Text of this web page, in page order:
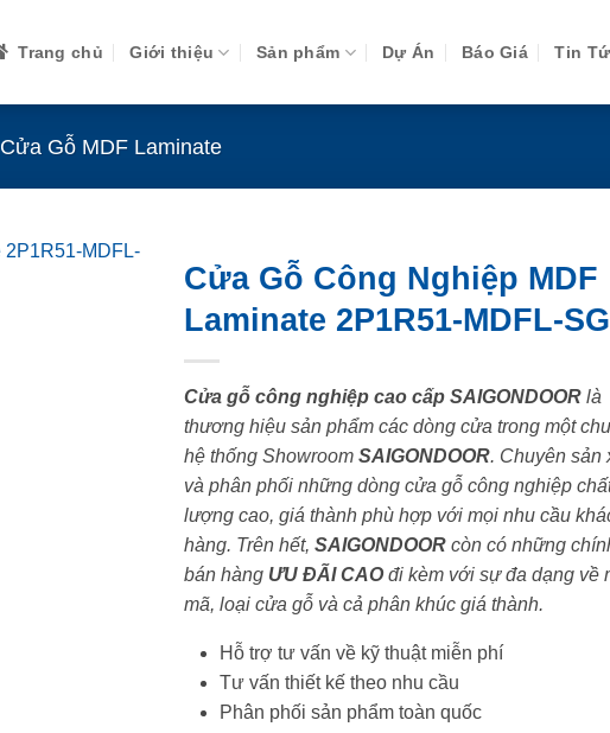
Trang chủ Giới thiệu Sản phẩm Dự Án Báo Giá Tin
Cửa Gỗ MDF Laminate
Cửa Gỗ Công Nghiệp MDF
Laminate 2P1R51-MDFL-
Cửa gỗ công nghiệp cao cấp SAIGONDOORlà
thương hiệu sản phẩm các dòng cửa trong một
hệ thống Showroom SAIGONDOOR. Chuyên sản
và phân phối những dòng cửa gỗ công nghiệp
lượng cao, giá thành phù hợp với mọi nhu cầu
hàng. Trên hết, SAIGONDOORcòn có những
bán hàng ƯU ĐÃI CAOđi kèm với sự đa dạng về
mã, loại cửa gỗ và cả phân khúc giá thành.
Hỗ trợ tư vấn về kỹ thuật miễn phí
Tư vấn thiết kế theo nhu cầu
Phân phối sản phẩm toàn quốc